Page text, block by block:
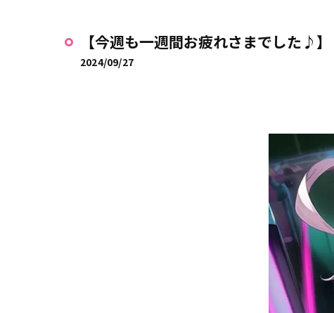
【今週も一週間お疲れさまでした♪】
2024/09/27